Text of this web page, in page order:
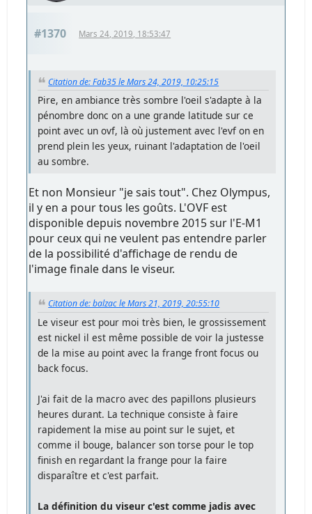
#1370 Mars 24, 2019, 18:53:47
Citation de: Fab35 le Mars 24, 2019, 10:25:15
Pire, en ambiance très sombre l'oeil s'adapte à la
pénombre donc on a une grande latitude sur ce
point avec un ovf, là où justement avec l'evf on en
prend plein les yeux, ruinant l'adaptation de l'oeil
au sombre.
Et non Monsieur "je sais tout". Chez Olympus,
il y en a pour tous les goûts. L'OVF est
disponible depuis novembre 2015 sur l'E-M1
pour ceux qui ne veulent pas entendre parler
de la possibilité d'affichage de rendu de
l'image finale dans le viseur.
Citation de: balzac le Mars 21, 2019, 20:55:10
Le viseur est pour moi très bien, le grossissement
est nickel il est même possible de voir la justesse
de la mise au point avec la frange front focus ou
back focus.
J'ai fait de la macro avec des papillons plusieurs
heures durant. La technique consiste à faire
rapidement la mise au point sur le sujet, et
comme il bouge, balancer son torse pour le top
finish en regardant la frange pour la faire
disparaître et c'est parfait.
La définition du viseur c'est comme jadis avec